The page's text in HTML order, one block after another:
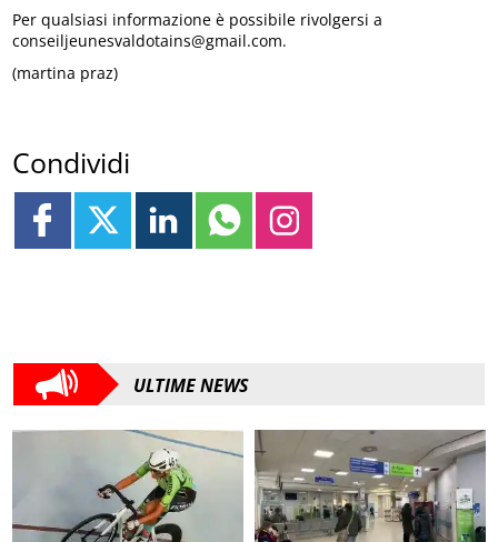
Per qualsiasi informazione è possibile rivolgersi a
conseiljeunesvaldotains@gmail.com.
(martina praz)
Condividi
ULTIME NEWS